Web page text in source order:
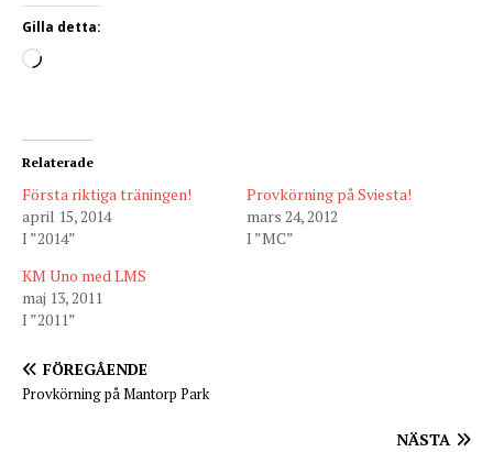
Gilla detta:
Relaterade
Första riktiga träningen!
april 15, 2014
I ”2014”
Provkörning på Sviesta!
mars 24, 2012
I ”MC”
KM Uno med LMS
maj 13, 2011
I ”2011”
FÖREGÅENDE
Provkörning på Mantorp Park
NÄSTA